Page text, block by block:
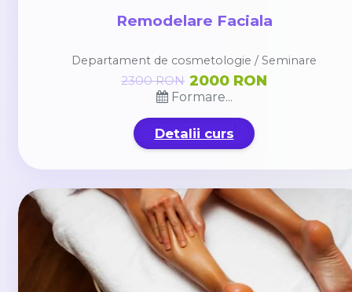
Remodelare Faciala
Departament de cosmetologie / Seminare
Formare...
2300 RON 2000 RON
Detalii curs